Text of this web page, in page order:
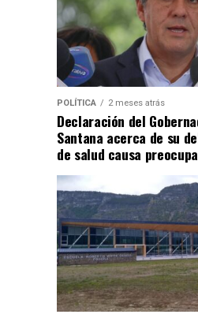
POLÍTICA 2 meses atrás
Declaración del
Santana acerca de su
de salud causa